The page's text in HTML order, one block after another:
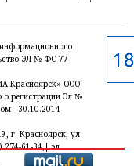
ЭЛ № ФС 77-
Красноярск» ООО
о регистрации Эл №
30.10.2014
г. Красноярск, ул.
274-61-34,| эл.